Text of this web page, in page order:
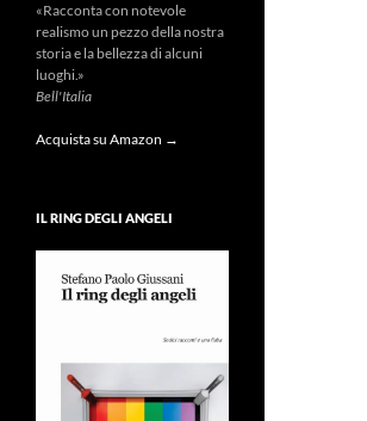
«Racconta con notevole
realismo un pezzo della nostra
storia e la bellezza di alcuni
luoghi.»
Bell'Italia
Acquista su Amazon →
IL RING DEGLI ANGELI